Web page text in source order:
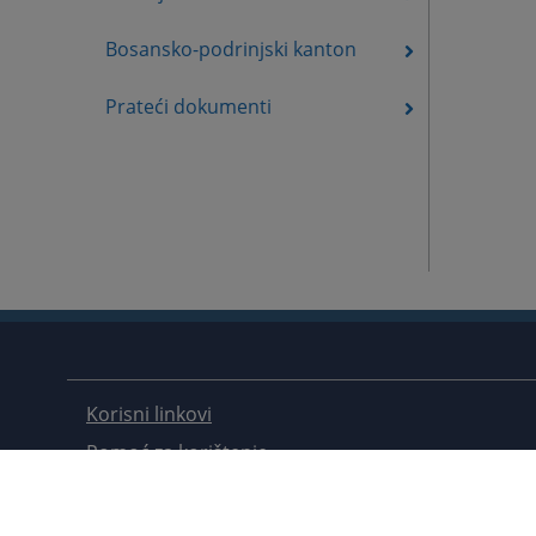
Bosansko-podrinjski kanton
Prateći dokumenti
Korisni linkovi
Pomoć za korištenje